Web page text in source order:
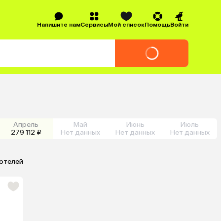
Напишите намСервисыМой списокПомощьВойти
Апрель
279 112 ₽
Май
Нет данных
Июнь
Нет данных
Июль
Нет данных